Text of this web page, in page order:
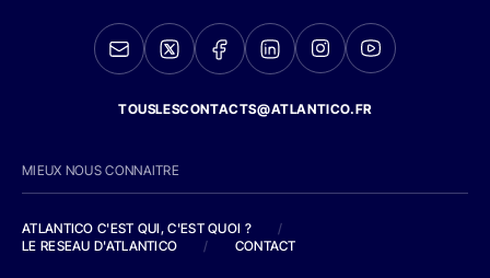
TOUSLESCONTACTS@ATLANTICO.FR
MIEUX NOUS CONNAITRE
ATLANTICO C'EST QUI, C'EST QUOI ?
/
LE RESEAU D'ATLANTICO
/ CONTACT